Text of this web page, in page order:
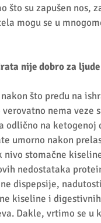
što su zapušen nos,
mogu se u
nije dobro za
što pređu na
nema veze
odlično na
umorno nakon
stomačne
nedostataka
dispepsije,
kiseline i
Dakle, vrtimo se u